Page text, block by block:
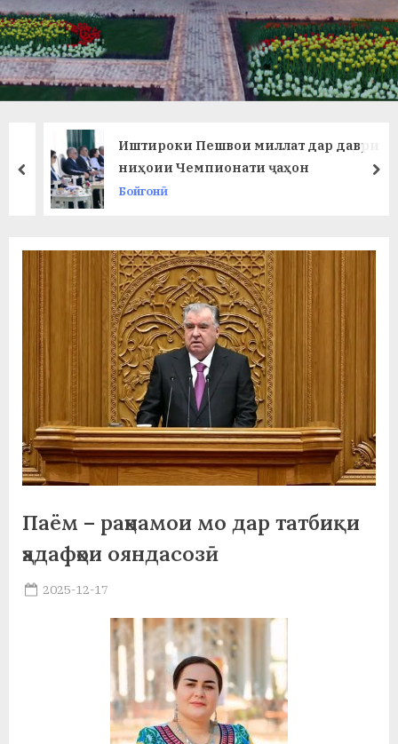
в
л
а
т
и
а
н
о
м
Иштироки Пешвои миллат дар даври
ниҳоии Чемпионати ҷаҳон
Бойгонӣ
prev
Паём – раҳнамои мо дар татбиқи
ҳадафҳои ояндасозӣ
Posted
2025-12-17